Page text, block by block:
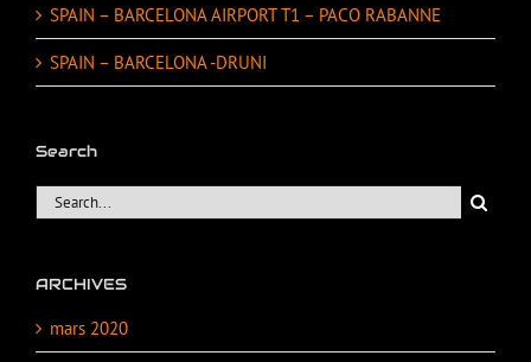
SPAIN – BARCELONA AIRPORT T1 – PACO RABANNE
SPAIN – BARCELONA -DRUNI
Search
Search
for:
ARCHIVES
mars 2020